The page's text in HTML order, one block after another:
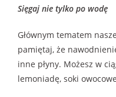
Sięgaj nie tylko po wodę
Głównym tematem
pamiętaj, że
inne płyny. Możesz w
lemoniadę, soki